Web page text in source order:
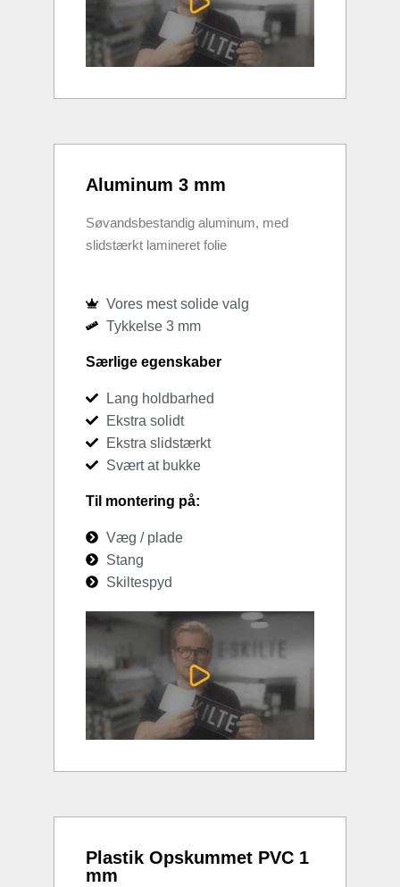
Aluminum 3 mm
Søvandsbestandig aluminum, med
slidstærkt lamineret folie
Vores mest solide valg
Tykkelse 3 mm
Særlige egenskaber
Lang holdbarhed
Ekstra solidt
Ekstra slidstærkt
Svært at bukke
Til montering på:
Væg / plade
Stang
Skiltespyd
Plastik Opskummet PVC 1
mm